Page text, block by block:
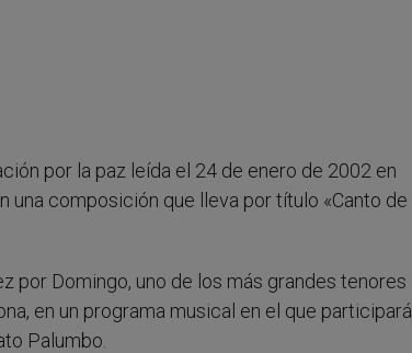
por la paz leída el 24 de enero de 2002 en
una composición que lleva por título «Canto de
por Domingo, uno de los más grandes tenores
en un programa musical en el que participará
Palumbo.